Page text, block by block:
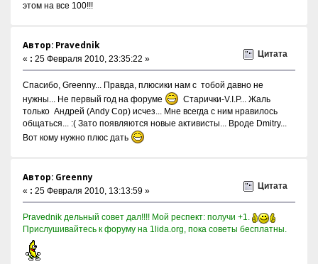
этом на все 100!!!
Автор: Pravednik
« : 25 Февраля 2010, 23:35:22 »
Цитата
Спасибо, Greenny... Правда, плюсики нам с тобой давно не
нужны... Не первый год на форуме
Старички-V.I.P... Жаль
только Андрей (Andy Cop) исчез... Мне всегда с ним нравилось
общаться... :( Зато появляются новые активисты... Вроде Dmitry...
Вот кому нужно плюс дать
Автор: Greenny
« : 25 Февраля 2010, 13:13:59 »
Цитата
Pravednik дельный совет дал!!!! Мой респект: получи +1.
Прислушивайтесь к форуму на 1lida.org, пока советы бесплатны.